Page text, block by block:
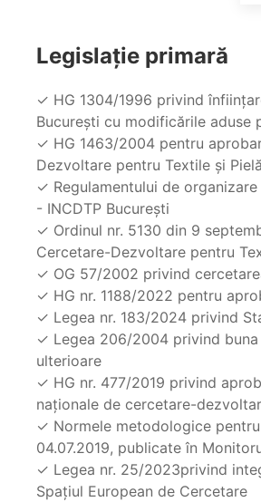
Legislație primară
✓ HG 1304/1996 privind
Bucureşti cu modificările aduse
✓ HG 1463/2004 pentru
Dezvoltare pentru Textile şi
✓ Regulamentului de
- INCDTP Bucureşti
✓ Ordinul nr. 5130 din 9
Cercetare-Dezvoltare pentru
✓ OG 57/2002 privind
✓ HG nr. 1188/2022 pentru
✓ Legea nr. 183/2024 privind
✓ Legea 206/2004 privind
ulterioare
✓ HG nr. 477/2019 privind
naționale de cercetare-
✓ Normele metodologice
04.07.2019, publicate în
✓ Legea nr. 25/2023privind
Spaţiul European de Cercetare